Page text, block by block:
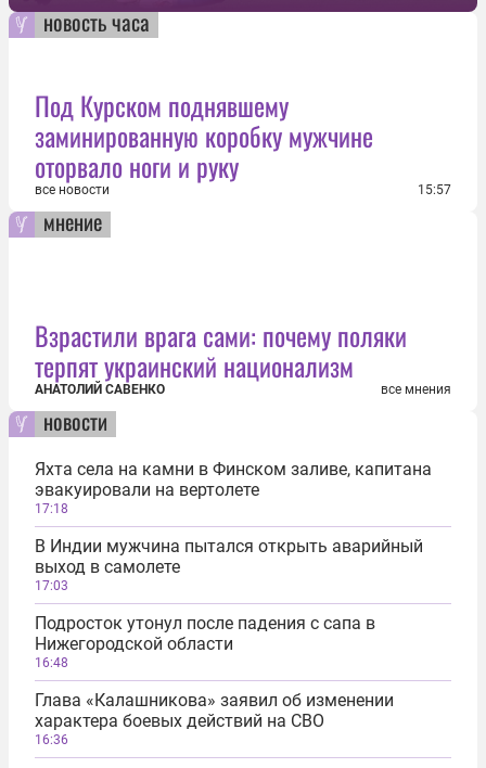
новость часа
Под Курском поднявшему
заминированную коробку мужчине
оторвало ноги и руку
все новости 15:57
мнение
Взрастили врага сами: почему поляки
терпят украинский национализм
АНАТОЛИЙ САВЕНКО все мнения
новости
Яхта села на камни в Финском заливе, капитана
эвакуировали на вертолете
17:18
В Индии мужчина пытался открыть аварийный
выход в самолете
17:03
Подросток утонул после падения с сапа в
Нижегородской области
16:48
Глава «Калашникова» заявил об изменении
характера боевых действий на СВО
16:36